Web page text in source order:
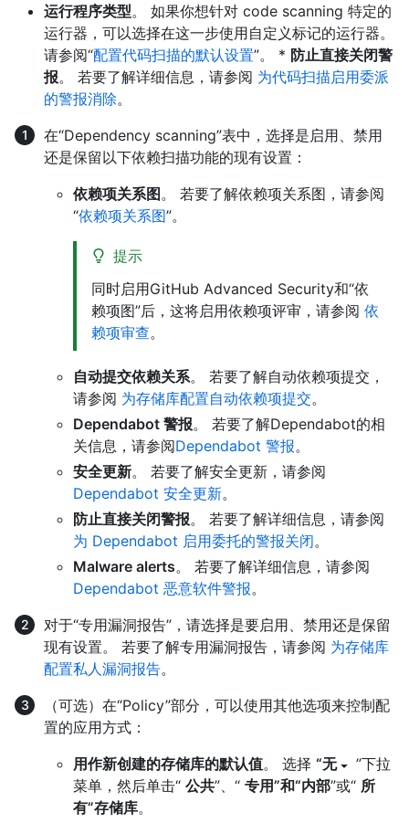
运行程序类型。 如果你想针对 code scanning 特定的
运行器，可以选择在这一步使用自定义标记的运行器。
请参阅“配置代码扫描的默认设置”。 * 防止直接关闭警
报。 若要了解详细信息，请参阅 为代码扫描启用委派
的警报消除。
在“Dependency scanning”表中，选择是启用、禁用
还是保留以下依赖扫描功能的现有设置：
依赖项关系图。 若要了解依赖项关系图，请参阅
“依赖项关系图”。
提示
同时启用GitHub Advanced Security和“依
赖项图”后，这将启用依赖项评审，请参阅 依
赖项审查。
自动提交依赖关系。 若要了解自动依赖项提交，
请参阅 为存储库配置自动依赖项提交。
Dependabot 警报。 若要了解Dependabot的相
关信息，请参阅Dependabot 警报。
安全更新。 若要了解安全更新，请参阅
Dependabot 安全更新。
防止直接关闭警报。 若要了解详细信息，请参阅
为 Dependabot 启用委托的警报关闭。
Malware alerts。 若要了解详细信息，请参阅
Dependabot 恶意软件警报。
对于“专用漏洞报告”，请选择是要启用、禁用还是保留
现有设置。 若要了解专用漏洞报告，请参阅 为存储库
配置私人漏洞报告。
（可选）在“Policy”部分，可以使用其他选项来控制配
置的应用方式：
用作新创建的存储库的默认值。 选择 “无
”下拉
菜单，然后单击“ 公共”、“ 专用”和“内部”或“ 所
有”存储库。